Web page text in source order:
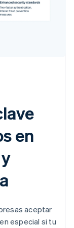
en
aceptar
especial si tu